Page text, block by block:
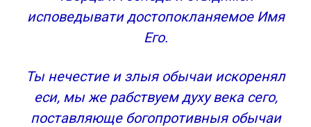
исповедывати достопокланяемое Имя
Его.
Ты нечестие и злыя обычаи искоренял
еси, мы же рабствуем духу века сего,
поставляюще богопротивныя обычаи